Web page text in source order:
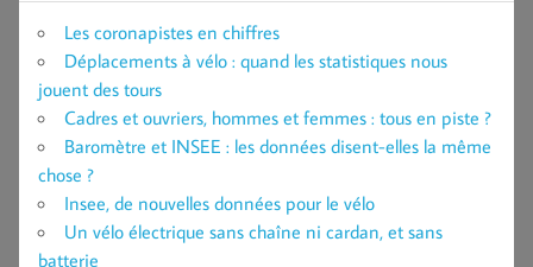
Les coronapistes en chiffres
Déplacements à vélo : quand les statistiques nous
jouent des tours
Cadres et ouvriers, hommes et femmes : tous en piste ?
Baromètre et INSEE : les données disent-elles la même
chose ?
Insee, de nouvelles données pour le vélo
Un vélo électrique sans chaîne ni cardan, et sans
batterie